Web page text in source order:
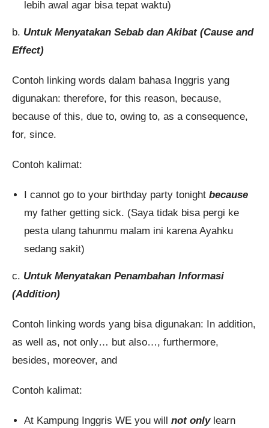
lebih awal agar bisa tepat waktu)
b. Untuk Menyatakan Sebab dan Akibat (Cause and
Effect)
Contoh linking words dalam bahasa Inggris yang
digunakan: therefore, for this reason, because,
because of this, due to, owing to, as a consequence,
for, since.
Contoh kalimat:
I cannot go to your birthday party tonight because
my father getting sick. (Saya tidak bisa pergi ke
pesta ulang tahunmu malam ini karena Ayahku
sedang sakit)
c. Untuk Menyatakan Penambahan Informasi
(Addition)
Contoh linking words yang bisa digunakan: In addition,
as well as, not only… but also…, furthermore,
besides, moreover, and
Contoh kalimat:
At Kampung Inggris WE you will not onlylearn